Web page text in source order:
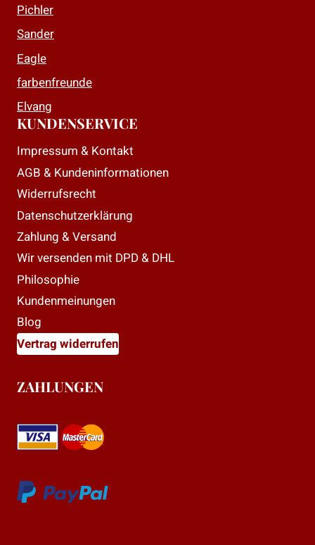
gewählt
werden
Pichler
Sander
Eagle
farbenfreunde
Elvang
KUNDENSERVICE
Impressum & Kontakt
AGB & Kundeninformationen
Widerrufsrecht
Datenschutzerklärung
Zahlung & Versand
Wir versenden mit DPD & DHL
Philosophie
Kundenmeinungen
Blog
Vertrag widerrufen
ZAHLUNGEN